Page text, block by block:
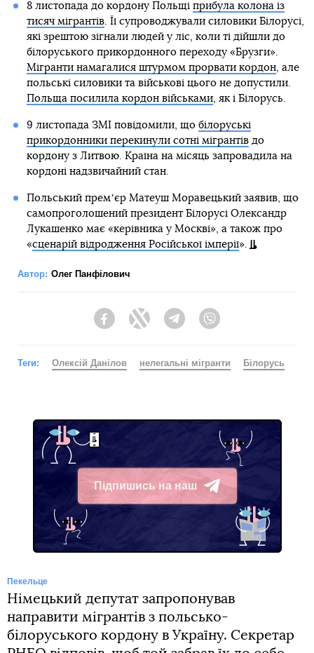
8 листопада до кордону Польщі прибула колона із
тисяч мігрантів. Її супроводжували силовики Білорусі,
які зрештою зігнали людей у ліс, коли ті дійшли до
білоруського прикордонного переходу «Брузги».
Мігранти намагалися штурмом прорвати кордон, але
польські силовики та військові цього не допустили.
Польща посилила кордон військами, як і Білорусь.
9 листопада ЗМІ повідомили, що білоруські
прикордонники перекинули сотні мігрантівдо
кордону з Литвою. Країна на місяць запровадила на
кордоні надзвичайний стан.
Польський премʼєр Матеуш Моравецький заявив, що
самопроголошений президент Білорусі Олександр
Лукашенко має «керівника у Москві», а також про
«сценарій відродження Російської імперії».
Автор: Олег Панфілович
FacebookTwitter Telegram
Теги: Олексій Данілов нелегальні мігранти Білорусь
Підпишись на наш
Telegram
Пекельце
Німецький депутат запропонував
направити мігрантів з польсько-
білоруського кордону в Україну. Секретар